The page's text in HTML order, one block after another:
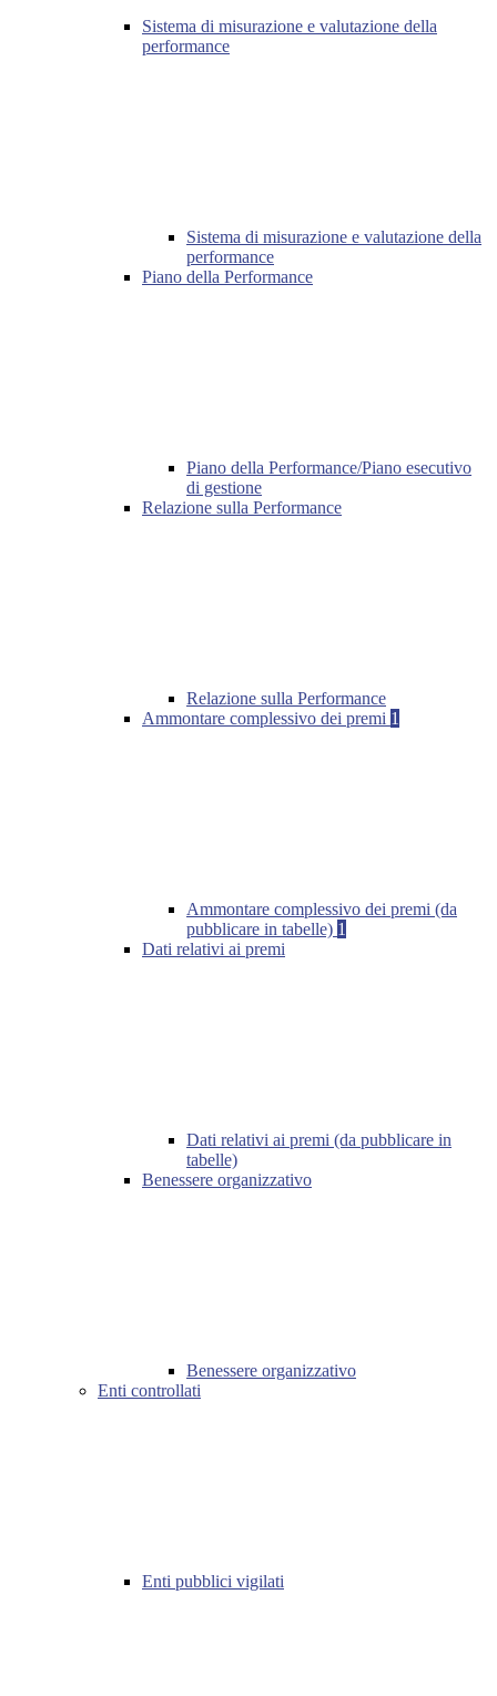
Sistema di misurazione e valutazione della
performance
Sistema di misurazione e valutazione della
performance
Piano della Performance
Piano della Performance/Piano esecutivo
di gestione
Relazione sulla Performance
Relazione sulla Performance
Ammontare complessivo dei premi 1
Ammontare complessivo dei premi (da
pubblicare in tabelle) 1
Dati relativi ai premi
Dati relativi ai premi (da pubblicare in
tabelle)
Benessere organizzativo
Benessere organizzativo
Enti controllati
Enti pubblici vigilati